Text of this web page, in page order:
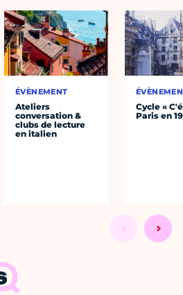
ÉVÈNEMENT
Ateliers
conversation &
clubs de lecture
en italien
Cycle «
Paris en